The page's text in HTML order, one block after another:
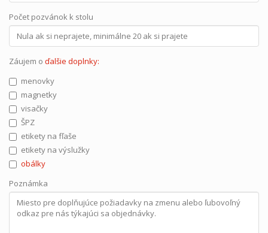
Počet pozvánok k stolu
Záujem o ďalšie doplnky:
menovky
magnetky
visačky
ŠPZ
etikety na fľaše
etikety na výslužky
obálky
Poznámka